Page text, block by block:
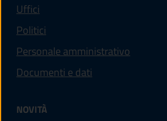
Uffici
Politici
Personale amministrativo
Documenti e dati
NOVITÀ